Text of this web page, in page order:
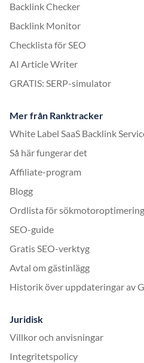
Backlink Checker
Backlink Monitor
Checklista för SEO
AI Article Writer
GRATIS: SERP-simulator
Mer från Ranktracker
White Label SaaS Backlink
Så här fungerar det
Affiliate-program
Blogg
Ordlista för sökmotoroptimering
SEO-guide
Gratis SEO-verktyg
Avtal om gästinlägg
Historik över uppdateringar av
Juridisk
Villkor och anvisningar
Integritetspolicy